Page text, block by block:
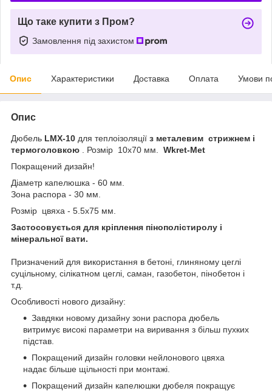
Що таке купити з Пром?
Замовлення під захистом
Опис Характеристики Доставка Оплата Умови
Опис
Дюбель LMX-10 для теплоізоляції з металевим стрижнем і
термоголовкою
. Розмір 10х70 мм. Wkret-Met
Покращений дизайн!
Діаметр капелюшка - 60 мм.
Зона распора - 30 мм.
Розмір цвяха - 5.5х75 мм.
Застосовується для кріплення пінополістиролу і
мінеральної вати.
Призначений для використання в бетоні, глиняному цеглі
суцільному, cілікатном цеглі, саман, газобетон, пінобетон і
т.д.
Особливості нового дизайну:
Завдяки новому дизайну зони распора дюбель
витримує високі параметри на виривання з більш пухких
підстав.
Покращений дизайн головки нейлонового цвяха
надає більше щільності при монтажі.
Покращений дизайн капелюшки дюбеля покращує